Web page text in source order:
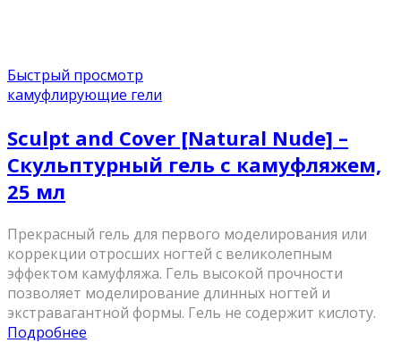
Быстрый просмотр
камуфлирующие гели
Sculpt and Cover [Natural Nude] –
Скульптурный гель с камуфляжем,
25 мл
Прекрасный гель для первого моделирования или
коррекции отросших ногтей с великолепным
эффектом камуфляжа. Гель высокой прочности
позволяет моделирование длинных ногтей и
экстравагантной формы. Гель не содержит кислоту.
Подробнее